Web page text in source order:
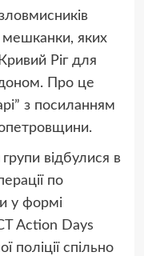
мешканки, яких
Ріг для
Про це
з посиланням
відбулися в
по
у формі
Action Days
поліції спільно